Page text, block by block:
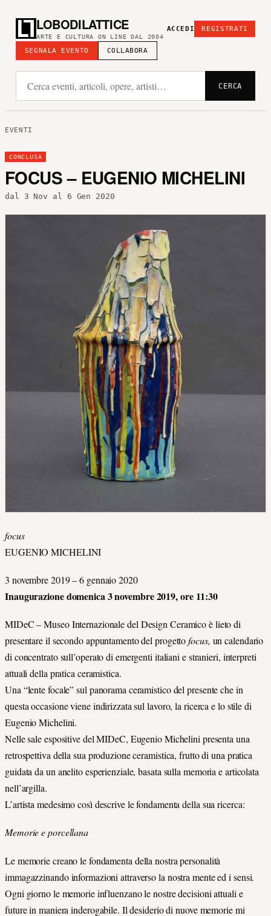
LOBODILATTICE
ARTE E CULTURA ON LINE DAL 2004
SEGNALA EVENTO COLLABORA
ACCEDI REGISTRATI
CERCA
EVENTI
CONCLUSA
FOCUS – EUGENIO MICHELINI
dal 3 Nov al 6 Gen 2020
focus
EUGENIO MICHELINI
3 novembre 2019 – 6 gennaio 2020
Inaugurazione domenica 3 novembre 2019, ore 11:30
MIDeC – Museo Internazionale del Design Ceramico è lieto di
presentare il secondo appuntamento del progettofocus, un calendario
di concentrato sull’operato di emergenti italiani e stranieri, interpreti
attuali della pratica ceramistica.
Una “lente focale” sul panorama ceramistico del presente che in
questa occasione viene indirizzata sul lavoro, la ricerca e lo stile di
Eugenio Michelini.
Nelle sale espositive del MIDeC, Eugenio Michelini presenta una
retrospettiva della sua produzione ceramistica, frutto di una pratica
guidata da un anelito esperienziale, basata sulla memoria e articolata
nell’argilla.
L’artista medesimo così descrive le fondamenta della sua ricerca:
Memorie e porcellana
Le memorie creano le fondamenta della nostra personalità
immagazzinando informazioni attraverso la nostra mente ed i sensi.
Ogni giorno le memorie influenzano le nostre decisioni attuali e
future in maniera inderogabile. Il desiderio di nuove memorie mi